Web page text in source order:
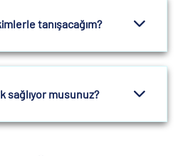
tanışacağım?
sağlıyor musunuz?